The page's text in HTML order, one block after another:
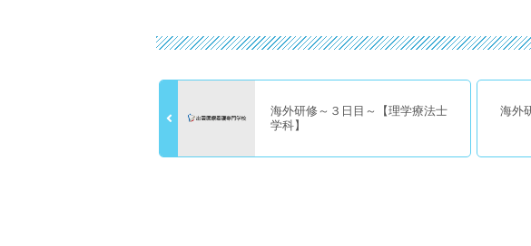
海外研修～３日目～【理学療法士
学科】
海外